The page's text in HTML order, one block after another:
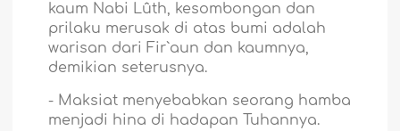
kaum Nabi Lûth, kesombongan dan
prilaku merusak di atas bumi adalah
warisan dari Fir`aun dan kaumnya,
demikian seterusnya.
- Maksiat menyebabkan seorang hamba
menjadi hina di hadapan Tuhannya.